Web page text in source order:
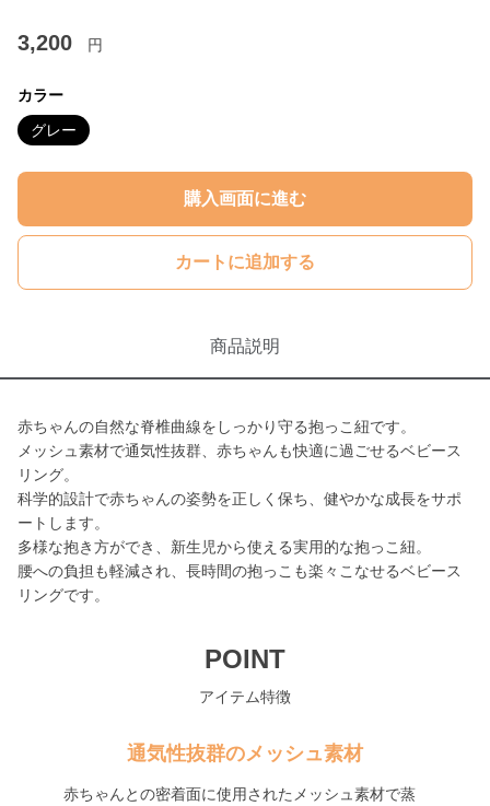
3,200 円
カラー
グレー
購入画面に進む
カートに追加する
商品説明
赤ちゃんの自然な脊椎曲線をしっかり守る抱っこ紐です。
メッシュ素材で通気性抜群、赤ちゃんも快適に過ごせるベビース
リング。
科学的設計で赤ちゃんの姿勢を正しく保ち、健やかな成長をサポ
ートします。
多様な抱き方ができ、新生児から使える実用的な抱っこ紐。
腰への負担も軽減され、長時間の抱っこも楽々こなせるベビース
リングです。
POINT
アイテム特徴
通気性抜群のメッシュ素材
赤ちゃんとの密着面に使用されたメッシュ素材で蒸